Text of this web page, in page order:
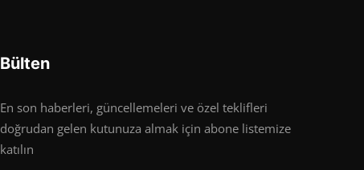
Bülten
En son haberleri, güncellemeleri ve özel teklifleri
doğrudan gelen kutunuza almak için abone listemize
katılın